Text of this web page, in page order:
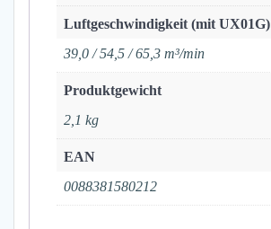
Luftgeschwindigkeit (mit UX01G)
39,0 / 54,5 / 65,3 m³/min
Produktgewicht
2,1 kg
EAN
0088381580212